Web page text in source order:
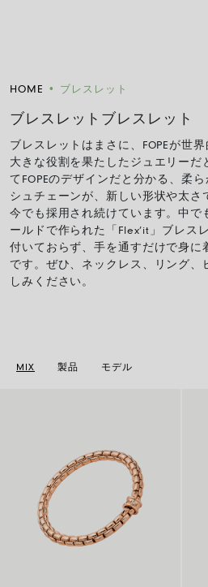
HOME • ブレスレット
ブレスレットブレスレット
ブレスレットはまさに、FOPEが世
大きな役割を果たしたジュエリーだ
てFOPEのデザインだと分かる、柔
シュチェーンが、新しい形状や太さ
今でも採用され続けています。中で
ールドで作られた「Flex’it」ブレス
付いておらず、手を通すだけで身に
です。ぜひ、ネックレス、リング、
しみください。
MIX 製品 モデル